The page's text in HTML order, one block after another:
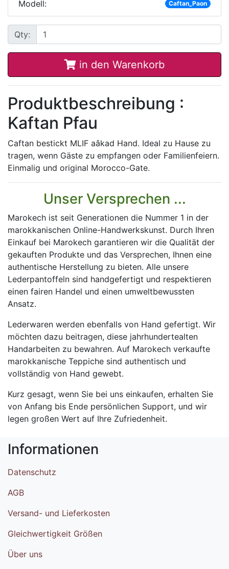
Modell: Caftan_Paon
Qty:
in den Warenkorb
Produktbeschreibung :
Kaftan Pfau
Caftan bestickt MLIF aâkad Hand. Ideal zu Hause zu
tragen, wenn Gäste zu empfangen oder Familienfeiern.
Einmalig und original Morocco-Gate.
Unser Versprechen ...
Marokech ist seit Generationen die Nummer 1 in der
marokkanischen Online-Handwerkskunst. Durch Ihren
Einkauf bei Marokech garantieren wir die Qualität der
gekauften Produkte und das Versprechen, Ihnen eine
authentische Herstellung zu bieten. Alle unsere
Lederpantoffeln sind handgefertigt und respektieren
einen fairen Handel und einen umweltbewussten
Ansatz.
Lederwaren werden ebenfalls von Hand gefertigt. Wir
möchten dazu beitragen, diese jahrhundertealten
Handarbeiten zu bewahren. Auf Marokech verkaufte
marokkanische Teppiche sind authentisch und
vollständig von Hand gewebt.
Kurz gesagt, wenn Sie bei uns einkaufen, erhalten Sie
von Anfang bis Ende persönlichen Support, und wir
legen großen Wert auf Ihre Zufriedenheit.
Informationen
Datenschutz
AGB
Versand- und Lieferkosten
Gleichwertigkeit Größen
Über uns